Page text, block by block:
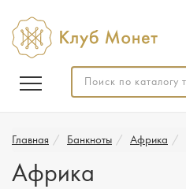
Главная Банкноты Африка
Африка